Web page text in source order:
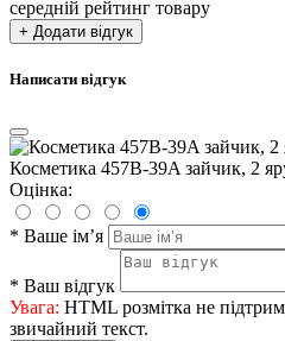
середній рейтинг товару
+ Додати відгук
Написати відгук
Косметика 457B-39A зайчик, 2
Оцінка:
* Ваше ім’я
* Ваш відгук
Увага: HTML розмітка не
звичайний текст.